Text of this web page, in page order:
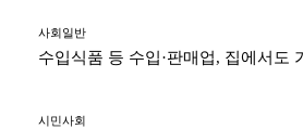
사회일반
수입식품 등 수입·판매업, 집에서도
시민사회